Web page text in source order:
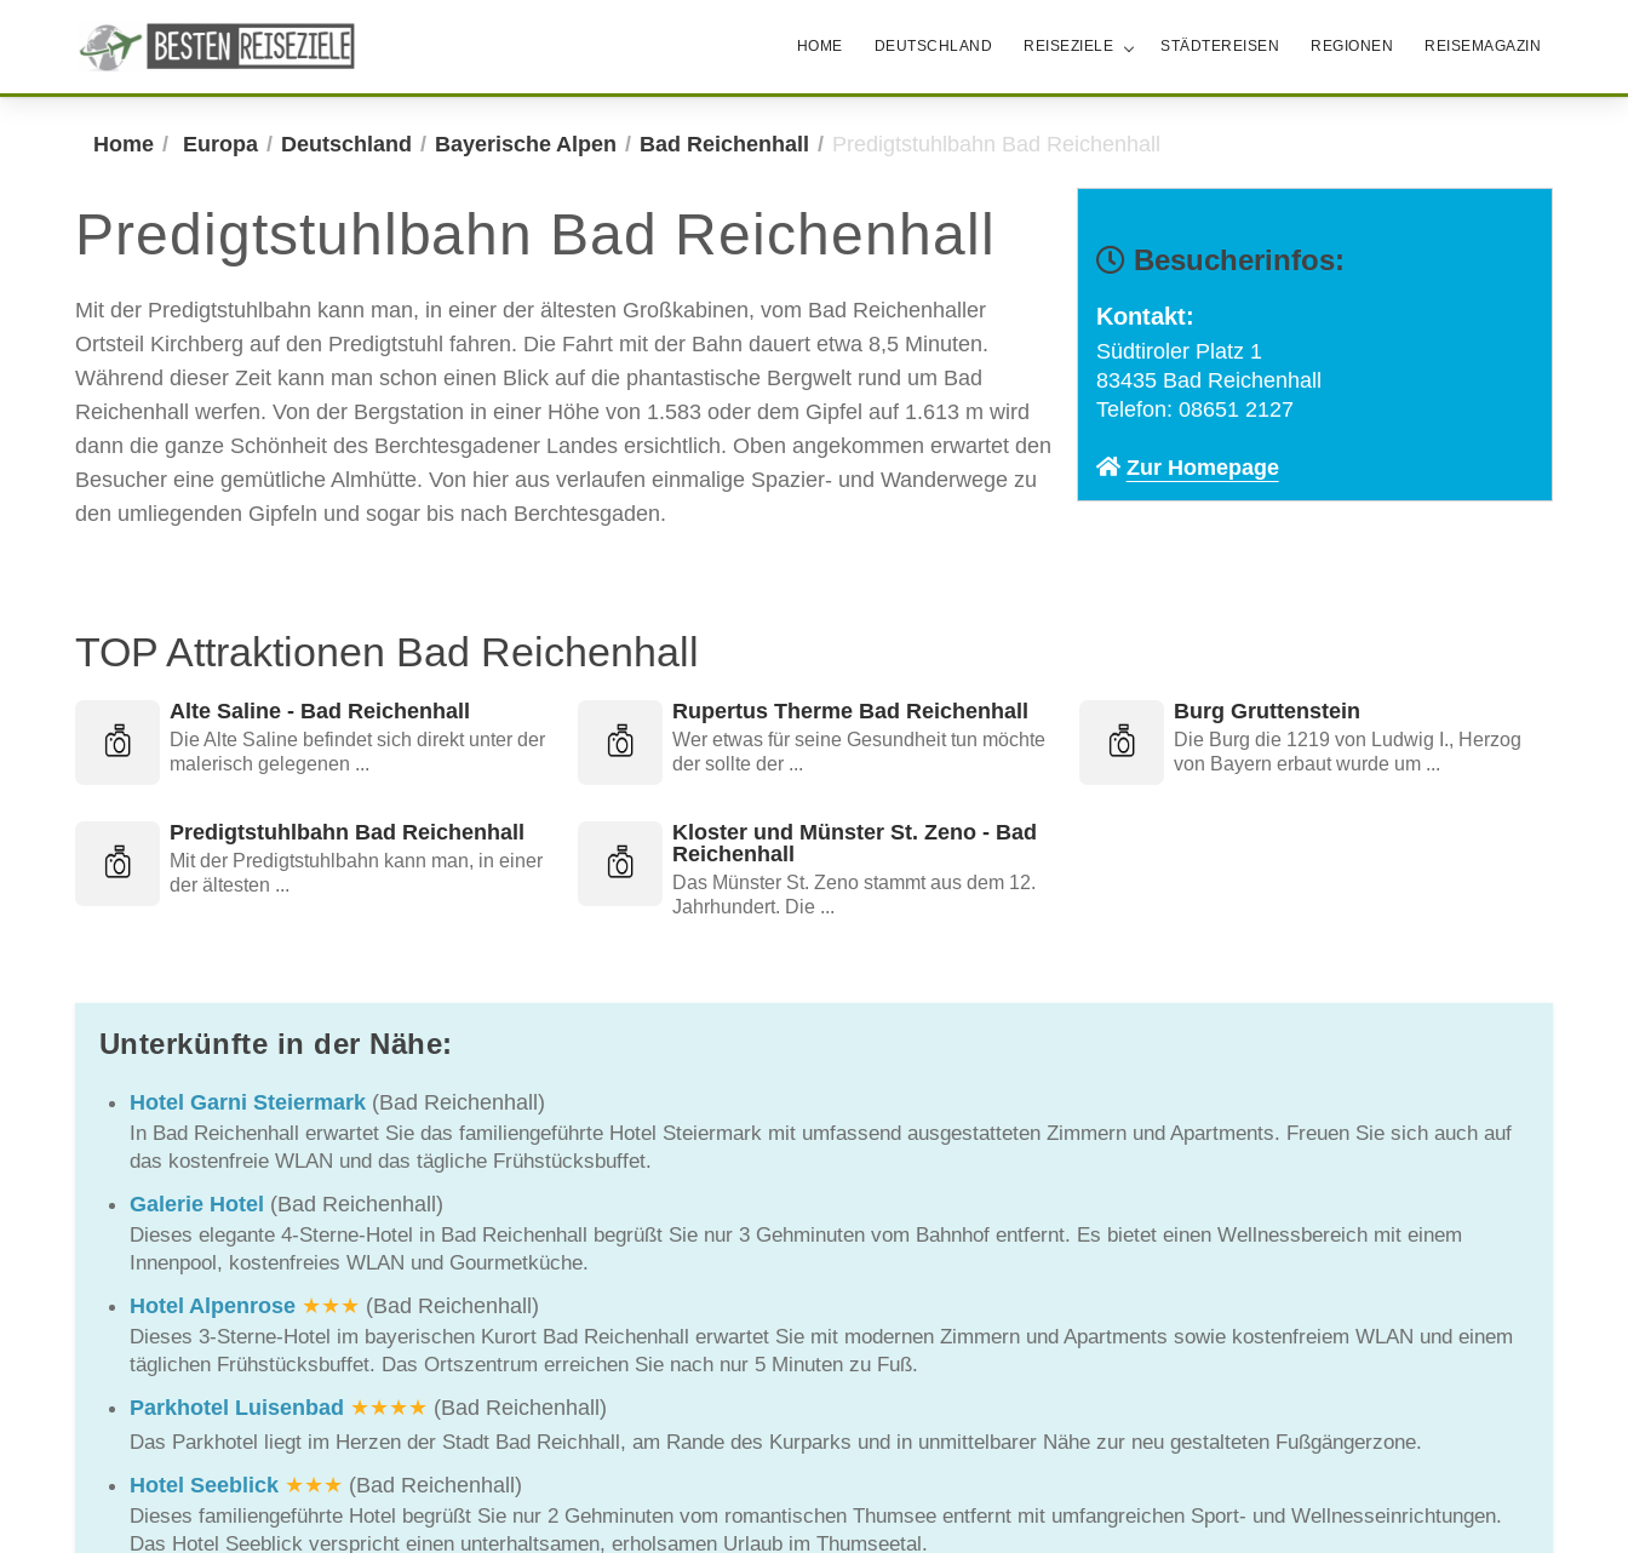
HOME DEUTSCHLAND REISEZIELE STÄDTEREISEN REGIONEN REISEMAGAZIN
Home Europa Deutschland Bayerische Alpen Bad Reichenhall Predigtstuhlbahn Bad Reichenhall
Predigtstuhlbahn Bad Reichenhall
Mit der Predigtstuhlbahn kann man, in einer der ältesten Großkabinen, vom Bad Reichenhaller
Ortsteil Kirchberg auf den Predigtstuhl fahren. Die Fahrt mit der Bahn dauert etwa 8,5 Minuten.
Während dieser Zeit kann man schon einen Blick auf die phantastische Bergwelt rund um Bad
Reichenhall werfen. Von der Bergstation in einer Höhe von 1.583 oder dem Gipfel auf 1.613 m wird
dann die ganze Schönheit des Berchtesgadener Landes ersichtlich. Oben angekommen erwartet den
Besucher eine gemütliche Almhütte. Von hier aus verlaufen einmalige Spazier- und Wanderwege zu
den umliegenden Gipfeln und sogar bis nach Berchtesgaden.
Besucherinfos:
Kontakt:
Südtiroler Platz 1
83435 Bad Reichenhall
Telefon: 08651 2127
Zur Homepage
TOP Attraktionen Bad Reichenhall
Alte Saline - Bad Reichenhall
Die Alte Saline befindet sich direkt unter der
malerisch gelegenen ...
Rupertus Therme Bad Reichenhall
Wer etwas für seine Gesundheit tun möchte
der sollte der ...
Burg Gruttenstein
Die Burg die 1219 von Ludwig I., Herzog
von Bayern erbaut wurde um ...
Predigtstuhlbahn Bad Reichenhall
Mit der Predigtstuhlbahn kann man, in einer
der ältesten ...
Kloster und Münster St. Zeno - Bad
Reichenhall
Das Münster St. Zeno stammt aus dem 12.
Jahrhundert. Die ...
Unterkünfte in der Nähe:
Hotel Garni Steiermark (Bad Reichenhall)
In Bad Reichenhall erwartet Sie das familiengeführte Hotel Steiermark mit umfassend ausgestatteten Zimmern und Apartments. Freuen Sie sich auch auf
das kostenfreie WLAN und das tägliche Frühstücksbuffet.
Galerie Hotel (Bad Reichenhall)
Dieses elegante 4-Sterne-Hotel in Bad Reichenhall begrüßt Sie nur 3 Gehminuten vom Bahnhof entfernt. Es bietet einen Wellnessbereich mit einem
Innenpool, kostenfreies WLAN und Gourmetküche.
Hotel Alpenrose ★★★ (Bad Reichenhall)
Dieses 3-Sterne-Hotel im bayerischen Kurort Bad Reichenhall erwartet Sie mit modernen Zimmern und Apartments sowie kostenfreiem WLAN und einem
täglichen Frühstücksbuffet. Das Ortszentrum erreichen Sie nach nur 5 Minuten zu Fuß.
Parkhotel Luisenbad ★★★★ (Bad Reichenhall)
Das Parkhotel liegt im Herzen der Stadt Bad Reichhall, am Rande des Kurparks und in unmittelbarer Nähe zur neu gestalteten Fußgängerzone.
Hotel Seeblick ★★★ (Bad Reichenhall)
Dieses familiengeführte Hotel begrüßt Sie nur 2 Gehminuten vom romantischen Thumsee entfernt mit umfangreichen Sport- und Wellnesseinrichtungen.
Das Hotel Seeblick verspricht einen unterhaltsamen, erholsamen Urlaub im Thumseetal.